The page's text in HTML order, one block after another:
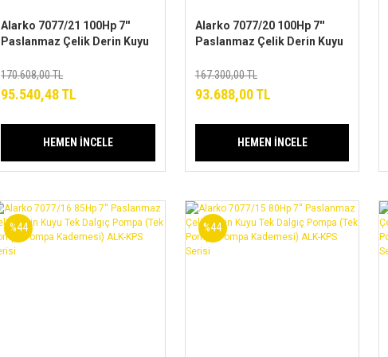
Alarko 7077/21 100Hp 7''
Paslanmaz Çelik Derin Kuyu
Pompa-Pompa Kademesi)
ALK-KPS Serisi
170.608,00 TL
95.540,48 TL
HEMEN İNCELE
Alarko 7077/20 100Hp 7''
Paslanmaz Çelik Derin Kuyu
Pompa-Pompa Kademesi)
ALK-KPS Serisi
167.300,00 TL
93.688,00 TL
HEMEN İNCELE
%44 %44